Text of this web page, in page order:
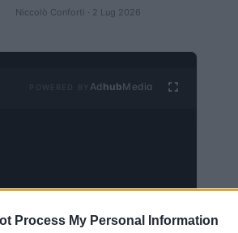
Process My Personal Information
Niccolò Conforti · 2 Lug 2026
Ad hubMedia